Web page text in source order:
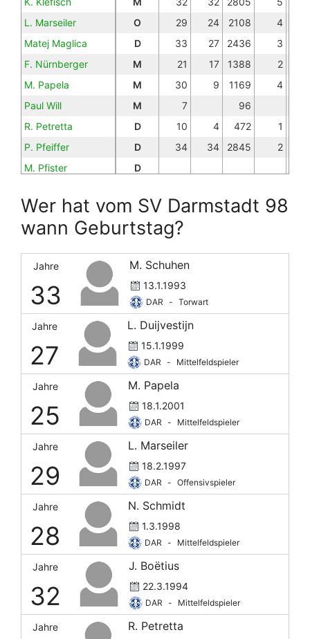
L. Marseiler
O 29 24 2108
4
Matej Maglica
D 33 27 2436
3
F. Nürnberger
M 21 17 1388
2
M. Papela
M 30 9 1169
4
Paul Will
M 7
96
R. Petretta
D 10 4 472
1
P. Pfeiffer
D 34 34 2845
2
M. Pfister
D
M. Richter
O 32 28 2365
8
C. Riedel
D 3
Sergio López
D 30
Wer hat vom SV Darmstadt 98
wann Geburtstag?
Jahre
33
M. Schuhen
13.1.1993
DAR - Torwart
Jahre
27
L. Duijvestijn
15.1.1999
DAR - Mittelfeldspieler
Jahre
25
M. Papela
18.1.2001
DAR - Mittelfeldspieler
Jahre
29
L. Marseiler
18.2.1997
DAR - Offensivspieler
Jahre
28
N. Schmidt
1.3.1998
DAR - Mittelfeldspieler
Jahre
32
J. Boëtius
22.3.1994
DAR - Mittelfeldspieler
Jahre R. Petretta